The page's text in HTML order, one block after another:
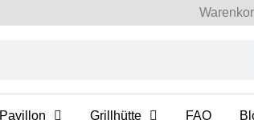
Pavillon Grillhütte FAQ